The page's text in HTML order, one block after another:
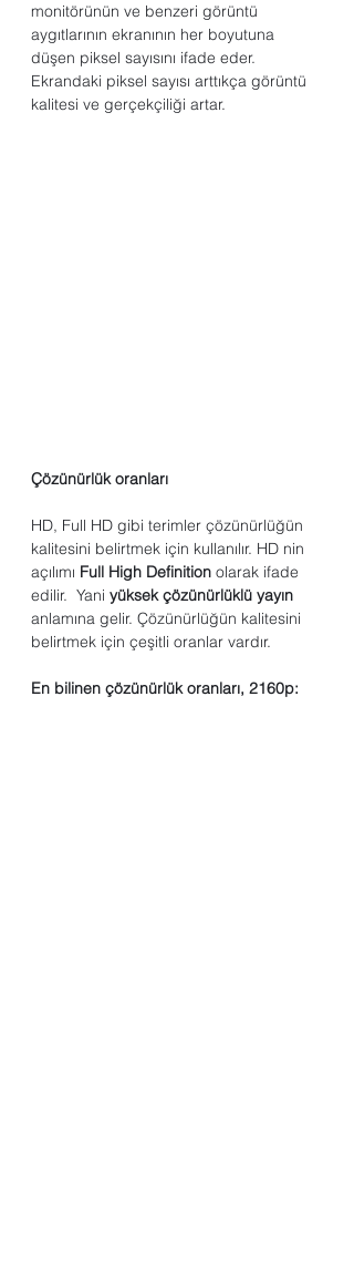
monitörünün ve benzeri görüntü
aygıtlarının ekranının her boyutuna
düşen piksel sayısını ifade eder.
Ekrandaki piksel sayısı arttıkça görüntü
kalitesi ve gerçekçiliği artar.
Çözünürlük oranları
HD, Full HD gibi terimler çözünürlüğün
kalitesini belirtmek için kullanılır. HD nin
açılımı Full High Definition olarak ifade
edilir.  Yani yüksek çözünürlüklü yayın
anlamına gelir. Çözünürlüğün kalitesini
belirtmek için çeşitli oranlar vardır.
En bilinen çözünürlük oranları, 2160p: